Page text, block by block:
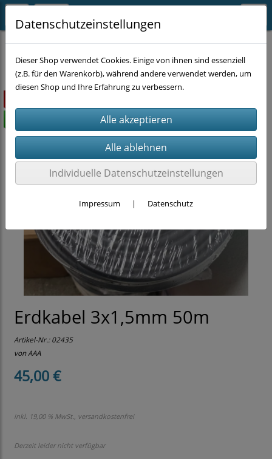
EINZELSTÜCKE
Erdkabel 3x1,5mm 50m
Artikel-Nr.:02435
von AAA
45,00 €
inkl. 19,00 % MwSt., versandkostenfrei
Derzeit leider nicht verfügbar
Datenschutzeinstellungen
Dieser Shop verwendet Cookies. Einige von ihnen sind essenziell
(z.B. für den Warenkorb), während andere verwendet werden, um
diesen Shop und Ihre Erfahrung zu verbessern.
Individuelle Datenschutzeinstellungen
Impressum | Datenschutz